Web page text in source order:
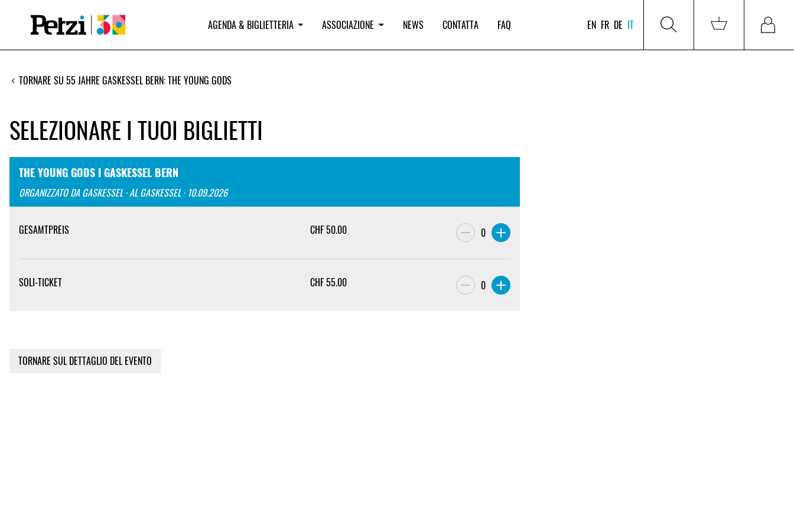
AGENDA & BIGLIETTERIA ASSOCIAZIONE NEWS CONTATTA FAQ EN FR DE IT
TORNARE SU 55 JAHRE GASKESSEL BERN: THE YOUNG GODS
SELEZIONARE I TUOI BIGLIETTI
THE YOUNG GODS I GASKESSEL BERN
ORGANIZZATO DA GASKESSEL · AL GASKESSEL · 10.09.2026
GESAMTPREIS CHF50.00 0
SOLI-TICKET CHF55.00 0
TORNARE SUL DETTAGLIO DEL EVENTO